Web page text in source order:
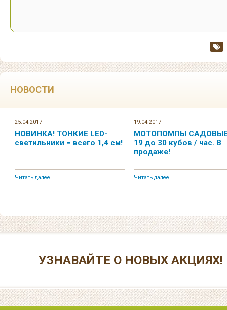
НОВОСТИ
25.04.2017
НОВИНКА! ТОНКИЕ LED-
светильники = всего 1,4 см!
Читать далее...
19.04.2017
МОТОПОМПЫ
19 до 30 кубов / час. В
продаже!
Читать далее...
УЗНАВАЙТЕ О НОВЫХ АКЦИЯХ!